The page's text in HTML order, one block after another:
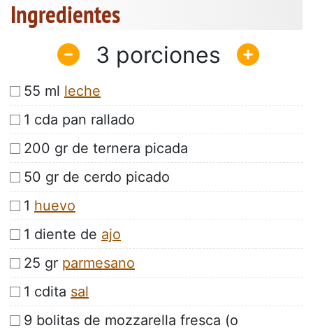
Ingredientes
3
55 ml leche
1 cda pan rallado
200 gr de ternera picada
50 gr de cerdo picado
1 huevo
1 diente de ajo
25 gr parmesano
1 cdita sal
9 bolitas de mozzarella fresca (o